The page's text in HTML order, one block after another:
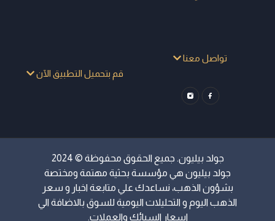
تواصل معنا
قم بتحميل التطبيق الآن
جولد بيليون. جميع الحقوق محفوظة © 2024
جولد بيليون هي مؤسسة بحثية مهتمة ومختصة
بشؤون الذهب، نساعدك علي متابعة اخبار و سعر
الذهب اليوم و التحليلات اليومية للسوق بالاضافة الي
اسعار السبائك والعملات.